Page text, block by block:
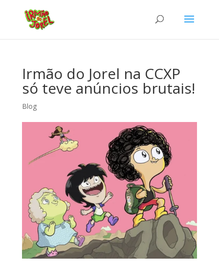
Irmão do Jorel na CCXP
só teve anúncios brutais!
Blog